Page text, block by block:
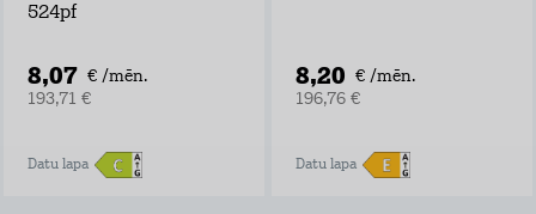
524pf
8,07 € /mēn.
193,71 €
Datu lapa
8,20 € /mēn.
196,76 €
Datu lapa